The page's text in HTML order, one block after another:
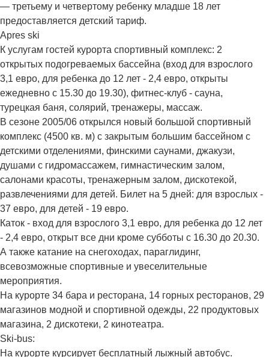
— третьему и четвертому ребенку младше 18 лет
предоставляется детский тариф.
Apres ski
К услугам гостей курорта спортивный комплекс: 2
открытых подогреваемых бассейна (вход для взрослого
3,1 евро, для ребенка до 12 лет - 2,4 евро, открыты
ежедневно с 15.30 до 19.30), фитнес-клуб - сауна,
турецкая баня, солярий, тренажеры, массаж.
В сезоне 2005/06 открылся новый большой спортивный
комплекс (4500 кв. м) с закрытым большим бассейном с
детскими отделениями, финскими саунами, джакузи,
душами с гидромассажем, гимнастическим залом,
салонами красоты, тренажерным залом, дискотекой,
развлечениями для детей. Билет на 5 дней: для взрослых -
37 евро, для детей - 19 евро.
Каток - вход для взрослого 3,1 евро, для ребенка до 12 лет
- 2,4 евро, открыт все дни кроме субботы с 16.30 до 20.30.
А также катание на снегоходах, параглидинг,
всевозможные спортивные и увеселительные
мероприятия.
На курорте 34 бара и ресторана, 14 горных ресторанов, 29
магазинов модной и спортивной одежды, 22 продуктовых
магазина, 2 дискотеки, 2 кинотеатра.
Ski-bus:
На курорте курсирует бесплатный лыжный автобус.